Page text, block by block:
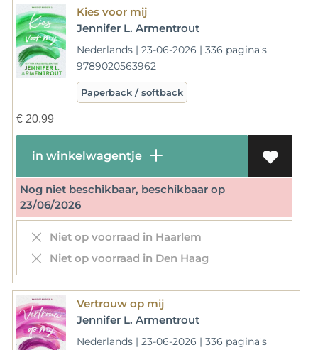
Kies voor mij
Jennifer L. Armentrout
Nederlands | 23-06-2026 | 336 pagina's
9789020563962
Paperback / softback
€20,99
in winkelwagentje
Nog niet beschikbaar, beschikbaar op
23/06/2026
Niet op voorraad in Haarlem
Niet op voorraad in Den Haag
Vertrouw op mij
Jennifer L. Armentrout
Nederlands | 23-06-2026 | 336 pagina's